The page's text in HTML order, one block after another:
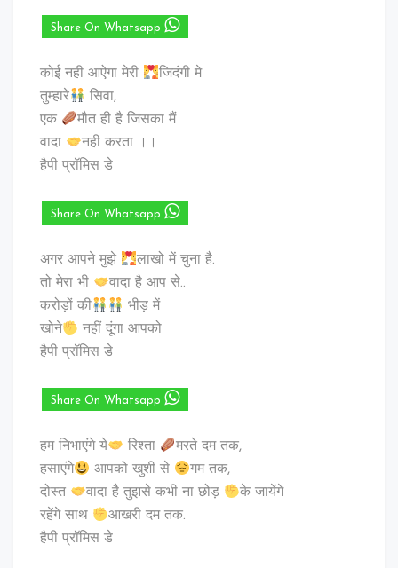
Share On Whatsapp
कोई नही आऐगा मेरी
जिदंगी मे
तुम्हारे
सिवा,
एक
मौत ही है जिसका मैं
वादा
नही करता ।।
हैपी प्रॉमिस डे
Share On Whatsapp
अगर आपने मुझे
लाखो में चुना है.
तो मेरा भी
वादा है आप से..
करोड़ों की
भीड़ में
खोने
नहीं दूंगा आपको
हैपी प्रॉमिस डे
Share On Whatsapp
हम निभाएंगे ये रिश्ता
मरते दम तक,
हसाएंगे
आपको खुशी से
गम तक,
दोस्त
वादा है तुझसे कभी ना छोड़
के जायेंगे
रहेंगे साथ
आखरी दम तक.
हैपी प्रॉमिस डे